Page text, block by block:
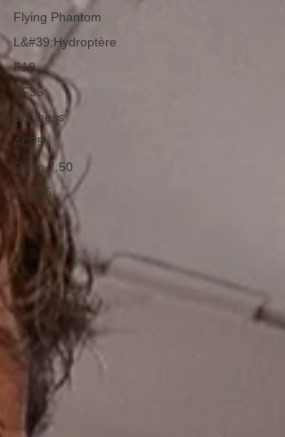
Flying Phantom
L&#39;Hydroptère
F18
TF35
Business
AC75
Open 7.50
ETF26